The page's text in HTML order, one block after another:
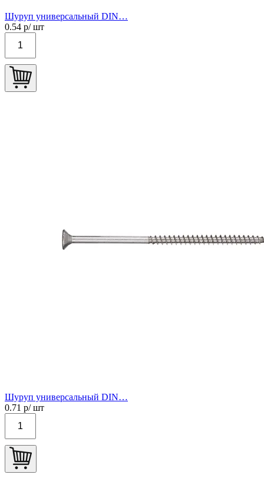
Шуруп универсальный DIN…
0.54 р/ шт
Шуруп универсальный DIN…
0.71 р/ шт